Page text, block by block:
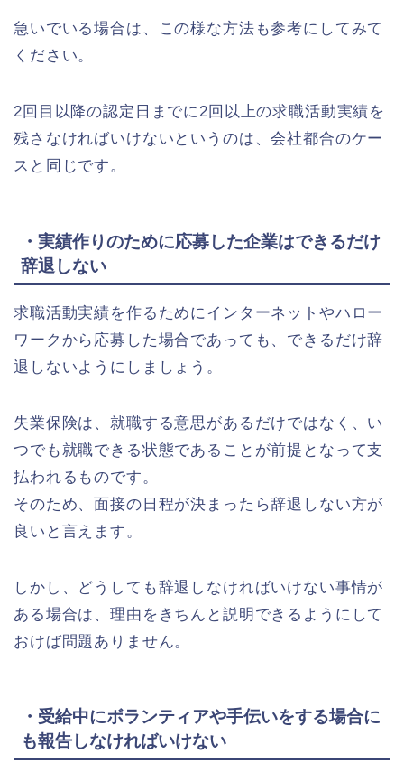
急いでいる場合は、この様な方法も参考にしてみて
ください。
2回目以降の認定日までに2回以上の求職活動実績を
残さなければいけないというのは、会社都合のケー
スと同じです。
・実績作りのために応募した企業はできるだけ
辞退しない
求職活動実績を作るためにインターネットやハロー
ワークから応募した場合であっても、できるだけ辞
退しないようにしましょう。
失業保険は、就職する意思があるだけではなく、い
つでも就職できる状態であることが前提となって支
払われるものです。
そのため、面接の日程が決まったら辞退しない方が
良いと言えます。
しかし、どうしても辞退しなければいけない事情が
ある場合は、理由をきちんと説明できるようにして
おけば問題ありません。
・受給中にボランティアや手伝いをする場合に
も報告しなければいけない